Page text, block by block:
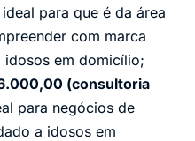
ideal para que é da área
com marca
em domicílio;
(consultoria
para negócios de
a idosos em